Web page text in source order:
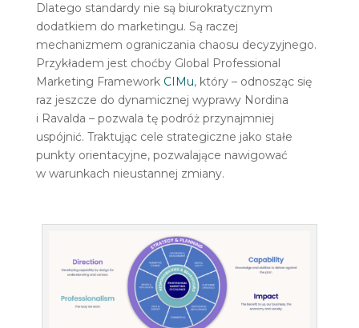
Dlatego standardy nie są biurokratycznym
dodatkiem do marketingu. Są raczej
mechanizmem ograniczania chaosu decyzyjnego.
Przykładem jest choćby Global Professional
Marketing Framework CIMu, który – odnosząc się
raz jeszcze do dynamicznej wyprawy Nordina
i Ravalda – pozwala tę podróż przynajmniej
uspójnić. Traktując cele strategiczne jako stałe
punkty orientacyjne, pozwalające nawigować
w warunkach nieustannej zmiany.